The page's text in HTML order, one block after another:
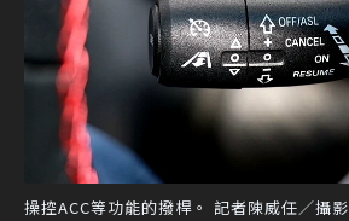
操控ACC等功能的撥桿。 記者陳威任／攝影